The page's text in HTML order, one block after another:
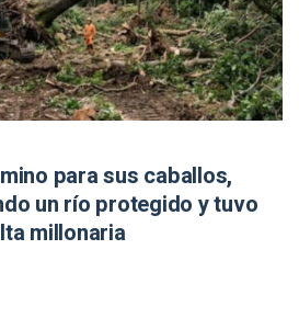
para sus caballos,
un río protegido y tuvo
millonaria